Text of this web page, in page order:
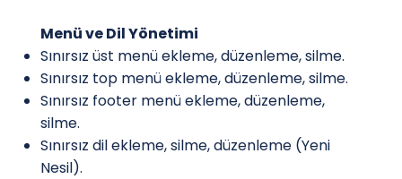
Menü ve Dil Yönetimi
Sınırsız üst menü ekleme, düzenleme, silme.
Sınırsız top menü ekleme, düzenleme, silme.
Sınırsız footer menü ekleme, düzenleme,
silme.
Sınırsız dil ekleme, silme, düzenleme (Yeni
Nesil).